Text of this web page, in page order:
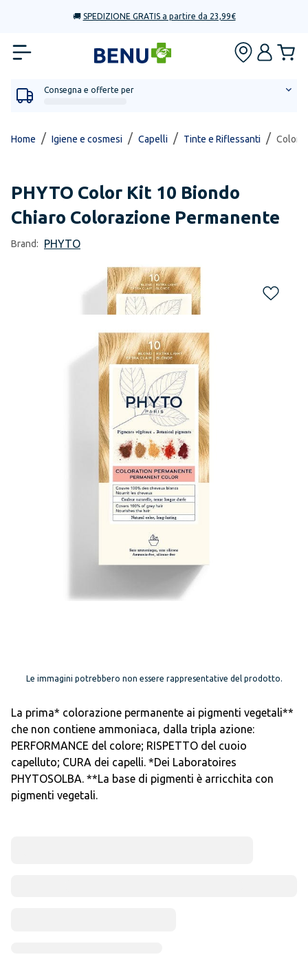
🚚 SPEDIZIONE GRATIS a partire da 23,99€
Consegna e offerte per
Home / Igiene e cosmesi / Capelli / Tinte e Riflessanti / Color
PHYTO Color Kit 10 Biondo
Chiaro Colorazione Permanente
Brand: PHYTO
Le immagini potrebbero non essere rappresentative del prodotto.
La prima* colorazione permanente ai pigmenti vegetali**
che non contiene ammoniaca, dalla tripla azione:
PERFORMANCE del colore; RISPETTO del cuoio
capelluto; CURA dei capelli. *Dei Laboratoires
PHYTOSOLBA. **La base di pigmenti è arricchita con
pigmenti vegetali.